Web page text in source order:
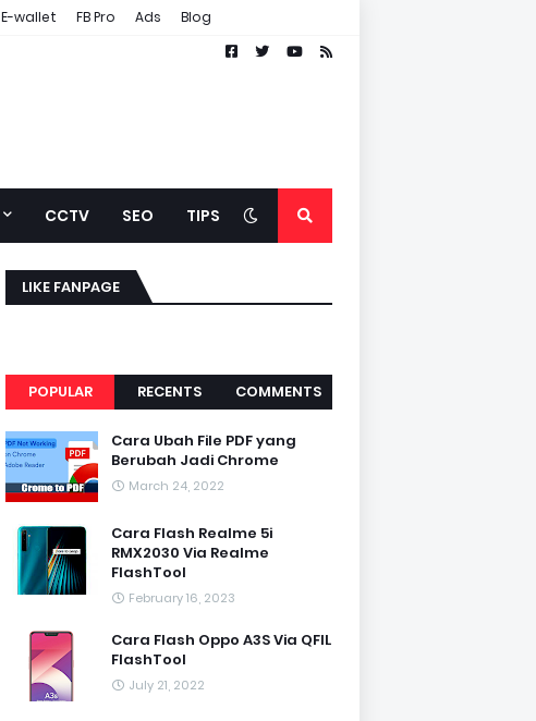
E-wallet FB Pro Ads Blog
CCTV SEO TIPS
LIKE FANPAGE
POPULAR RECENTS COMMENTS
Cara Ubah File PDF yang
Berubah Jadi Chrome
March 24, 2022
Cara Flash Realme 5i
RMX2030 Via Realme
FlashTool
February 16, 2023
Cara Flash Oppo A3S Via QFIL
FlashTool
July 21, 2022